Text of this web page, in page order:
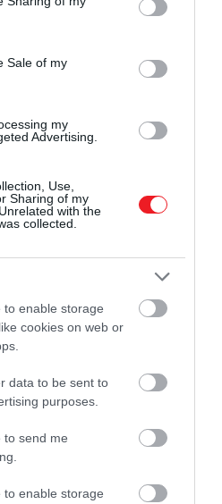
and its third-party tags to
purposes in below Google
Sale of my
my
Advertising.
Use,
Sharing of my
with the
collected.
to enable storage
cookies on web or
data to be sent to
purposes.
to send me
to enable storage
Neuralink
január 29-én a
lévő X-en
egy emberi
be egy emberi